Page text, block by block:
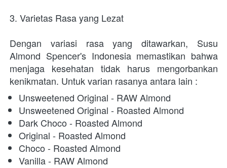
3. Varietas Rasa yang Lezat
Dengan variasi rasa yang ditawarkan, Susu
Almond Spencer's Indonesia memastikan bahwa
menjaga kesehatan tidak harus mengorbankan
kenikmatan. Untuk varian rasanya antara lain :
Unsweetened Original - RAW Almond
Unsweetened Original - Roasted Almond
Dark Choco - Roasted Almond
Original - Roasted Almond
Choco - Roasted Almond
Vanilla - RAW Almond